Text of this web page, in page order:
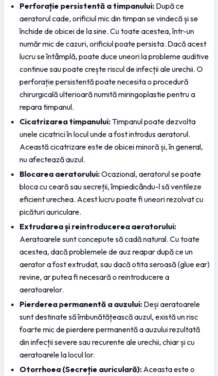
Perforație persistentă a timpanului: După ce
aeratorul cade, orificiul mic din timpan se vindecă și se
închide de obicei de la sine. Cu toate acestea, într-un
număr mic de cazuri, orificiul poate persista. Dacă acest
lucru se întâmplă, poate duce uneori la probleme auditive
continue sau poate crește riscul de infecții ale urechii. O
perforație persistentă poate necesita o procedură
chirurgicală ulterioară numită miringoplastie pentru a
repara timpanul.
Cicatrizarea timpanului: Timpanul poate dezvolta
unele cicatrici în locul unde a fost introdus aeratorul.
Această cicatrizare este de obicei minoră și, în general,
nu afectează auzul.
Blocarea aeratorului: Ocazional, aeratorul se poate
bloca cu ceară sau secreții, împiedicându-l să ventileze
eficient urechea. Acest lucru poate fi uneori rezolvat cu
picături auriculare.
Extrudarea și reintroducerea aeratorului:
Aeratoarele sunt concepute să cadă natural. Cu toate
acestea, dacă problemele de auz reapar după ce un
aerator a fost extrudat, sau dacă otita seroasă (glue ear)
revine, ar putea fi necesară o reintroducere a
aeratoarelor.
Pierderea permanentă a auzului: Deși aeratoarele
sunt destinate să îmbunătățească auzul, există un risc
foarte mic de pierdere permanentă a auzului rezultată
din infecții severe sau recurente ale urechii, chiar și cu
aeratoarele la locul lor.
Otorrhoea (Secreție auriculară): Aceasta este o